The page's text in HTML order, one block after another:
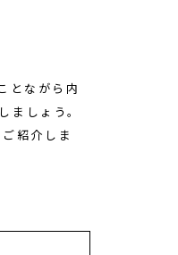
とながら内
ましょう。
紹介しま